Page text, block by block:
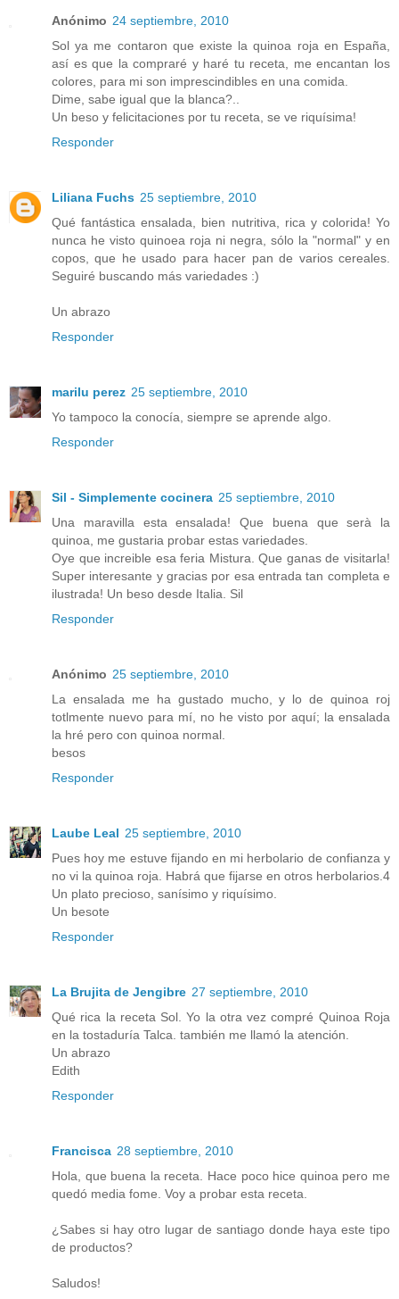
Anónimo 24 septiembre, 2010
Sol ya me contaron que existe la quinoa roja en España,
así es que la compraré y haré tu receta, me encantan los
colores, para mi son imprescindibles en una comida.
Dime, sabe igual que la blanca?..
Un beso y felicitaciones por tu receta, se ve riquísima!
Responder
Liliana Fuchs 25 septiembre, 2010
Qué fantástica ensalada, bien nutritiva, rica y colorida! Yo
nunca he visto quinoea roja ni negra, sólo la "normal" y en
copos, que he usado para hacer pan de varios cereales.
Seguiré buscando más variedades :)
Un abrazo
Responder
marilu perez 25 septiembre, 2010
Yo tampoco la conocía, siempre se aprende algo.
Responder
Sil - Simplemente cocinera 25 septiembre, 2010
Una maravilla esta ensalada! Que buena que serà la
quinoa, me gustaria probar estas variedades.
Oye que increible esa feria Mistura. Que ganas de visitarla!
Super interesante y gracias por esa entrada tan completa e
ilustrada! Un beso desde Italia. Sil
Responder
Anónimo 25 septiembre, 2010
La ensalada me ha gustado mucho, y lo de quinoa roj
totlmente nuevo para mí, no he visto por aquí; la ensalada
la hré pero con quinoa normal.
besos
Responder
Laube Leal 25 septiembre, 2010
Pues hoy me estuve fijando en mi herbolario de confianza y
no vi la quinoa roja. Habrá que fijarse en otros herbolarios.4
Un plato precioso, sanísimo y riquísimo.
Un besote
Responder
La Brujita de Jengibre 27 septiembre, 2010
Qué rica la receta Sol. Yo la otra vez compré Quinoa Roja
en la tostaduría Talca. también me llamó la atención.
Un abrazo
Edith
Responder
Francisca 28 septiembre, 2010
Hola, que buena la receta. Hace poco hice quinoa pero me
quedó media fome. Voy a probar esta receta.
¿Sabes si hay otro lugar de santiago donde haya este tipo
de productos?
Saludos!